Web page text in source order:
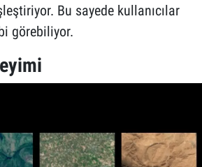
Bu sayede kullanıcılar
görebiliyor.